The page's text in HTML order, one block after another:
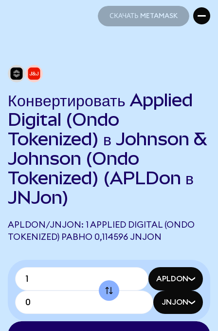
СКАЧАТЬ METAMASK
Конвертировать Applied
Digital (Ondo
Tokenized) в Johnson &
Johnson (Ondo
Tokenized) (APLDon в
JNJon)
APLDON/JNJON: 1 APPLIED DIGITAL (ONDO
TOKENIZED) РАВНО 0,114596 JNJON
APLDON
JNJON